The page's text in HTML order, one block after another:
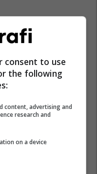
consent to use
the following
content, advertising and
research and
on a device